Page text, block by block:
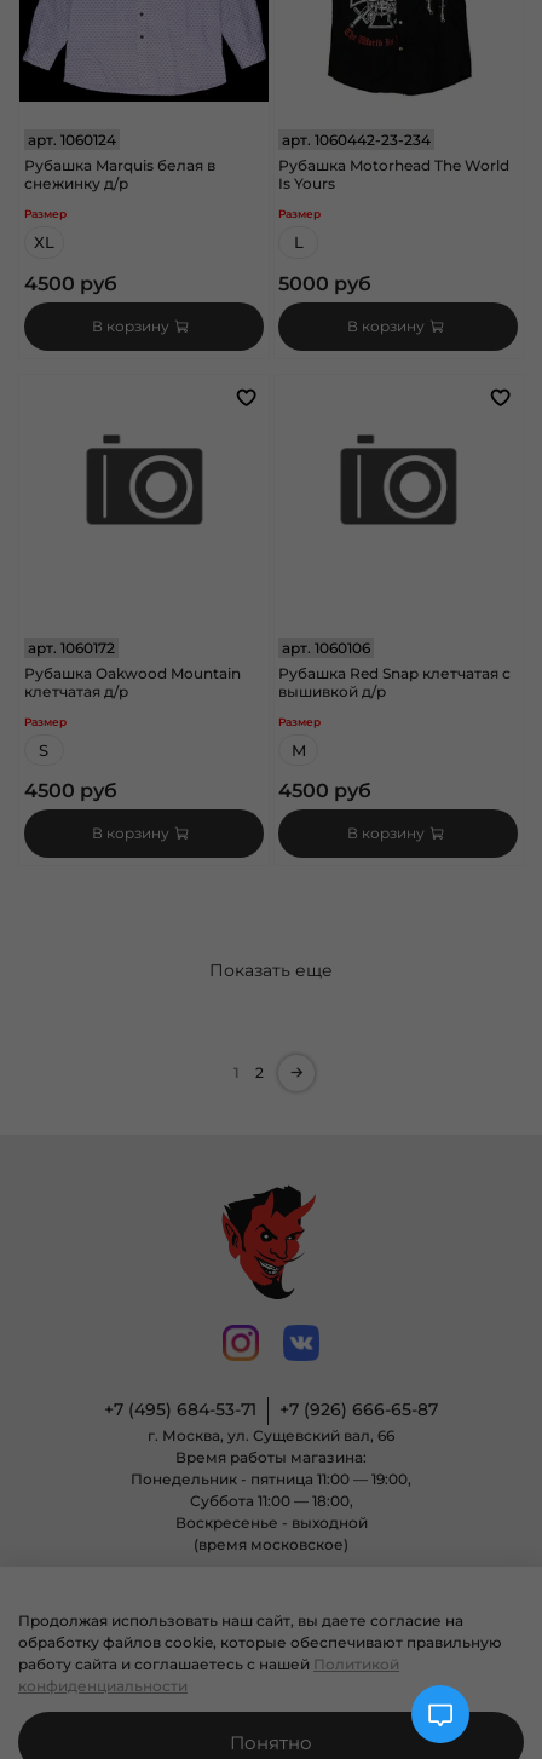
арт. 1060124
Рубашка Marquis белая в
снежинку д/р
Размер
XL
4500 руб
В корзину
арт.1060442-23-234
Рубашка Motorhead The World
Is Yours
Размер
L
5000 руб
В корзину
арт. 1060172
Рубашка Oakwood Mountain
клетчатая д/р
Размер
S
4500 руб
В корзину
арт.1060106
Рубашка Red Snap клетчатая с
вышивкой д/р
Размер
M
4500 руб
В корзину
Показать еще
1 2
+7 (495) 684-53-71 +7 (926) 666-65-87
г. Москва, ул. Сущевский вал, 66
Время работы магазина:
Понедельник - пятница 11:00 — 19:00,
Суббота 11:00 — 18:00,
Воскресенье - выходной
(время московское)
© 2004 - 2025 Магазин неформальной одежды «Позитиф» все права
защищены.
Продолжая использовать наш сайт, вы даете согласие на
обработку файлов cookie, которые обеспечивают правильную
работу сайта и соглашаетесь с нашей Политикой
конфиденциальности
Понятно